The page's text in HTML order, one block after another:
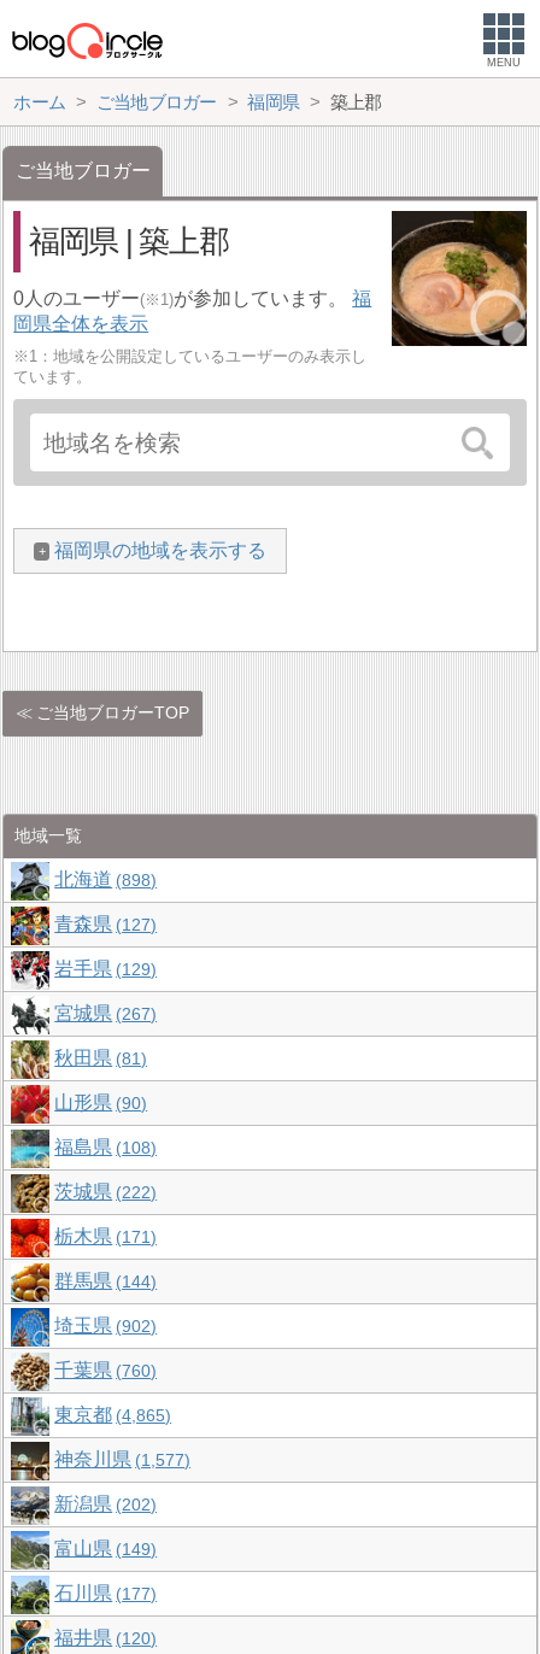
MENU
ホーム ご当地ブロガー 福岡県 築上郡
ご当地ブロガー
福岡県 | 築上郡
0人のユーザー(※1)が参加しています。福
岡県全体を表示
※1：地域を公開設定しているユーザーのみ表示し
ています。
福岡県の地域を表示する
ご当地ブロガーTOP
地域一覧
北海道 898
青森県 127
岩手県 129
宮城県 267
秋田県 81
山形県 90
福島県 108
茨城県 222
栃木県 171
群馬県 144
埼玉県 902
千葉県 760
東京都 4,865
神奈川県 1,577
新潟県 202
富山県 149
石川県 177
福井県 120